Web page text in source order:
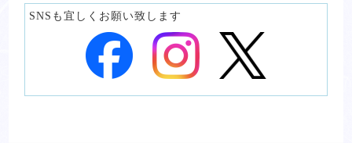
SNSも宜しくお願い致します